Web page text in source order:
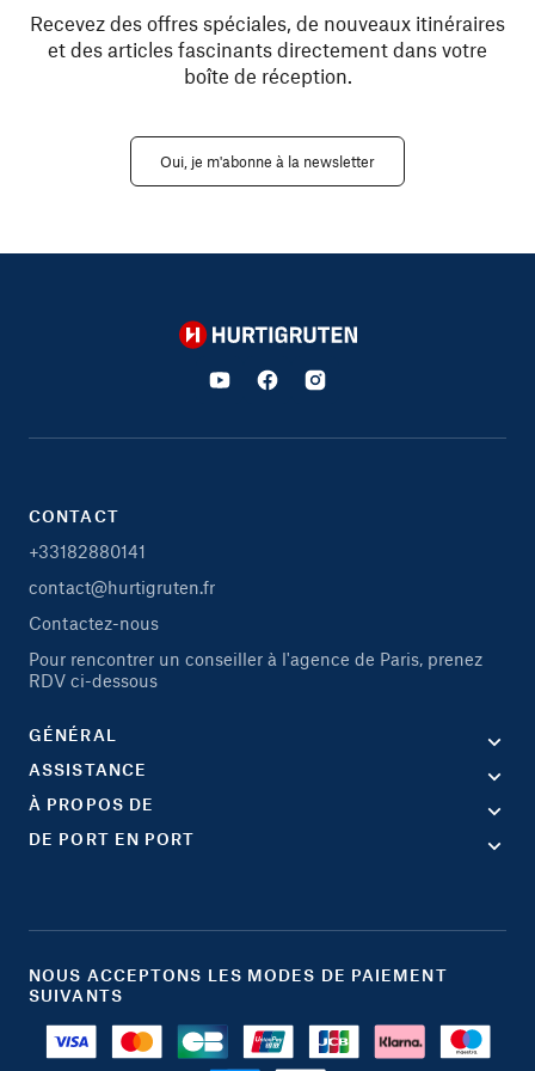
Recevez des offres spéciales, de nouveaux itinéraires
et des articles fascinants directement dans votre
boîte de réception.
Oui, je m'abonne à la newsletter
Hurtigruten
CONTACT
+33182880141
contact@hurtigruten.fr
Contactez-nous
Pour rencontrer un conseiller à l'agence de Paris, prenez
RDV ci-dessous
GÉNÉRAL
ASSISTANCE
À PROPOS DE
DE PORT EN PORT
NOUS ACCEPTONS LES MODES DE PAIEMENT
SUIVANTS